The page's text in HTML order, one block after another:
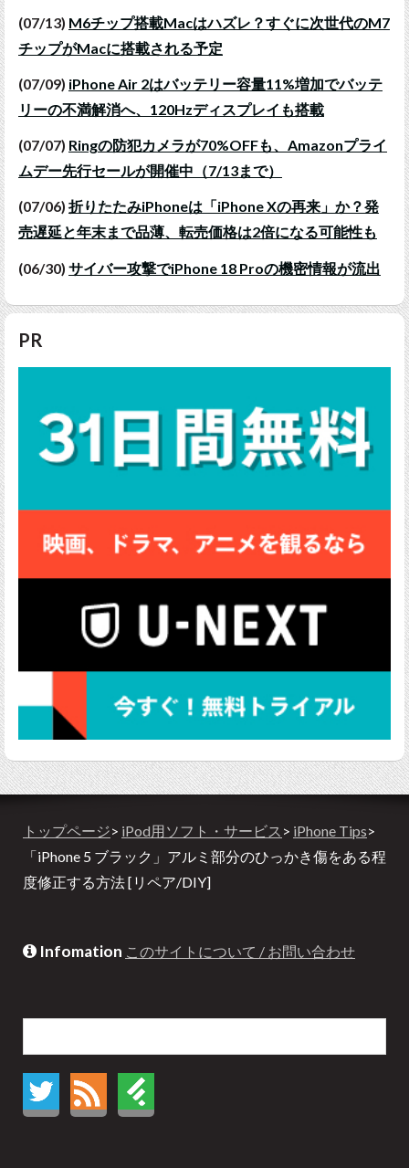
(07/13) M6チップ搭載Macはハズレ？すぐに次世代のM7
チップがMacに搭載される予定
(07/09) iPhone Air 2はバッテリー容量11%増加でバッテ
リーの不満解消へ、120Hzディスプレイも搭載
(07/07) Ringの防犯カメラが70%OFFも、Amazonプライ
ムデー先行セールが開催中（7/13まで）
(07/06) 折りたたみiPhoneは「iPhone Xの再来」か？発
売遅延と年末まで品薄、転売価格は2倍になる可能性も
(06/30) サイバー攻撃でiPhone 18 Proの機密情報が流出
PR
トップページ> iPod用ソフト・サービス > iPhone Tips>
「iPhone 5 ブラック」アルミ部分のひっかき傷をある程
度修正する方法 [リペア/DIY]
Infomation このサイトについて / お問い合わせ